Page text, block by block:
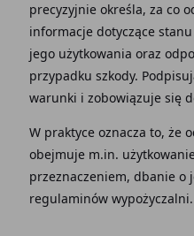
precyzyjnie określa, za co
informacje dotyczące
jego użytkowania oraz
przypadku szkody.
warunki i zobowiązuje się
W praktyce oznacza to, że
obejmuje m.in.
przeznaczeniem, dbanie o
regulaminów wypożyczalni.